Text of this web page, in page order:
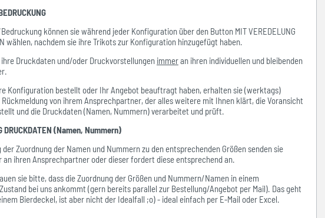
können sie während jeder Konfiguration über den Button MIT VEREDELUNG
wählen, nachdem sie ihre Trikots zur Konfiguration hinzugefügt haben.
Druckdaten und/oder Druckvorstellungen immeran ihren individuellen und bleibenden
Konfiguration bestellt oder Ihr Angebot beauftragt haben, erhalten sie (werktags)
Rückmeldung von ihrem Ansprechpartner, der alles weitere mit Ihnen klärt, die Voransicht
und die Druckdaten (Namen, Nummern) verarbeitet und prüft.
DRUCKDATEN (Namen, Nummern)
Zuordnung der Namen und Nummern zu den entsprechenden Größen senden sie
an ihren Ansprechpartner oder dieser fordert diese entsprechend an.
sie bitte, dass die Zuordnung der Größen und Nummern/Namen in einem
bei uns ankommt (gern bereits parallel zur Bestellung/Angebot per Mail). Das geht
Bierdeckel, ist aber nicht der Idealfall ;o) - ideal einfach per E-Mail oder Excel.